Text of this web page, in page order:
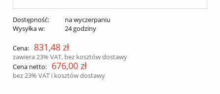
Dostępność:
na wyczerpaniu
Wysyłka w:
24 godziny
Cena: 831,48 zł
zawiera 23% VAT, bez kosztów dostawy
Cena netto:
676,00 zł
bez 23% VAT i kosztów dostawy